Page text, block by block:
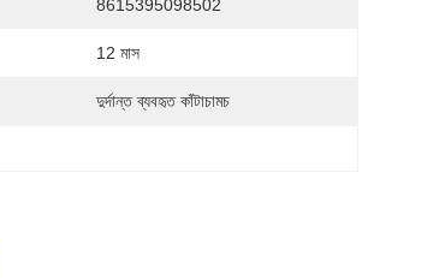
8615395098502
12 মাস
দুর্দান্ত ব্যবহৃত কাঁটাচামচ